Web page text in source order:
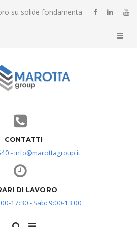
su solide fondamenta
CONTATTI
- info@marottagroup.it
DI LAVORO
17:30 - Sab: 9:00-13:00